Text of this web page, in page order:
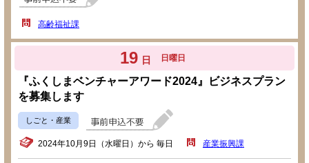
高齢福祉課
19 日 日曜日
『ふくしまベンチャーアワード2024』ビジネスプラン
を募集します
しごと・産業
2024年10月9日（水曜日）から 毎日 産業振興課